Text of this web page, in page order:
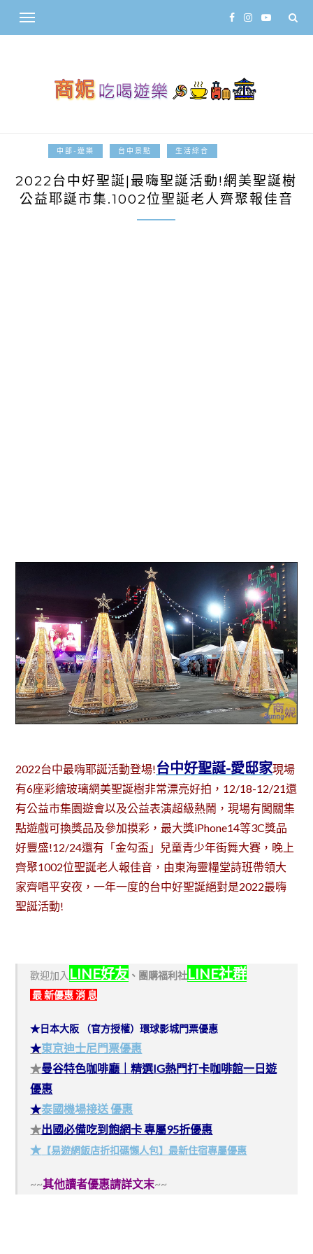
中部-遊樂 台中景點 生活綜合
2022台中好聖誕|最嗨聖誕活動!網美聖誕樹
公益耶誕市集.1002位聖誕老人齊聚報佳音
2022台中最嗨耶誕活動登場!台中好聖誕-愛邸家現場
有6座彩繪玻璃網美聖誕樹非常漂亮好拍，12/18-12/21還
有公益市集園遊會以及公益表演超級熱鬧，現場有闖關集
點遊戲可換獎品及參加摸彩，最大獎iPhone14等3C獎品
好豐盛!12/24還有「金勾盃」兒童青少年街舞大賽，晚上
齊聚1002位聖誕老人報佳音，由東海靈糧堂詩班帶領大
家齊唱平安夜，一年一度的台中好聖誕絕對是2022最嗨
聖誕活動!
歡迎加入 LINE好友 、 團購福利社LINE社群
最 新優惠 消 息
★日本大阪 （官方授權）環球影城門票優惠
★東京迪士尼門票優惠
★曼谷特色咖啡廳｜精選IG熱門打卡咖啡館一日遊
優惠
★泰國機場接送 優惠
★出國必備吃到飽網卡 專屬95折優惠
★ 【易遊網飯店折扣碼懶人包】最新住宿專屬優惠
~~其他讀者優惠請詳文末~~